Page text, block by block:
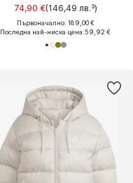
74,90 €(146,49 лв.³)
Първоначално: 189,00 €
Последна най-ниска цена:59,92 €